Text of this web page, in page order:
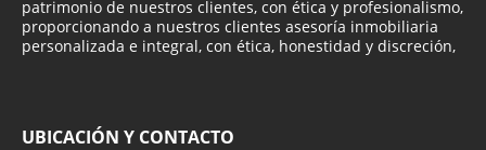
patrimonio de nuestros clientes, con ética y profesionalismo,
proporcionando a nuestros clientes asesoría inmobiliaria
personalizada e integral, con ética, honestidad y discreción,
UBICACIÓN Y CONTACTO